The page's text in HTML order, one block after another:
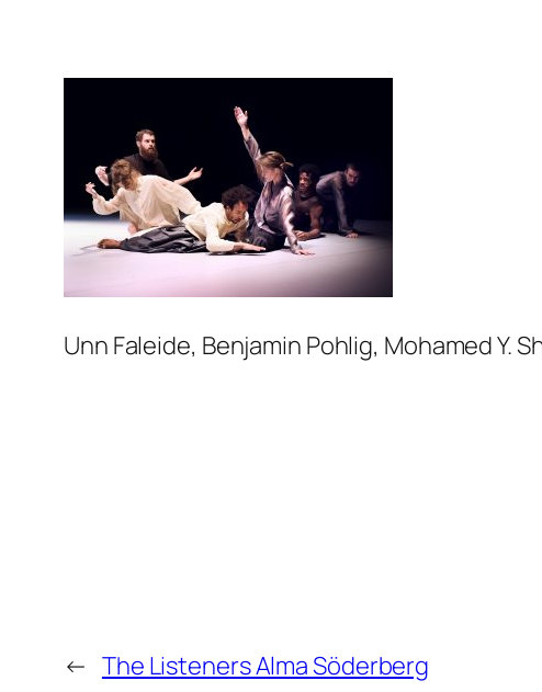
Unn Faleide, Benjamin Pohlig, Mohamed Y.
← The Listeners Alma Söderberg